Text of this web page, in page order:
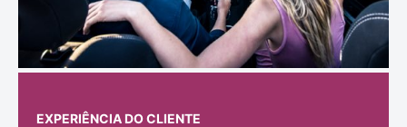
EXPERIÊNCIA DO CLIENTE